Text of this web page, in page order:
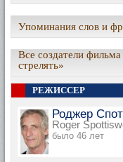
Упоминания слов и
Все создатели
стрелять»
РЕЖИССЕР
Роджер
Roger
было 46 лет